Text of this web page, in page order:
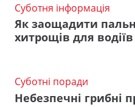
Суботня інформація
Як заощадити
хитрощів для водіїв
Суботні поради
Небезпечні грибні